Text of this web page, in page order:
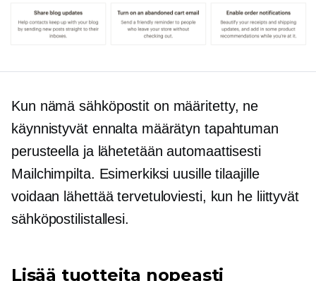
Kun nämä sähköpostit on määritetty, ne
käynnistyvät ennalta määrätyn tapahtuman
perusteella ja lähetetään automaattisesti
Mailchimpilta. Esimerkiksi uusille tilaajille
voidaan lähettää tervetuloviesti, kun he liittyvät
sähköpostilistallesi.
Lisää tuotteita nopeasti